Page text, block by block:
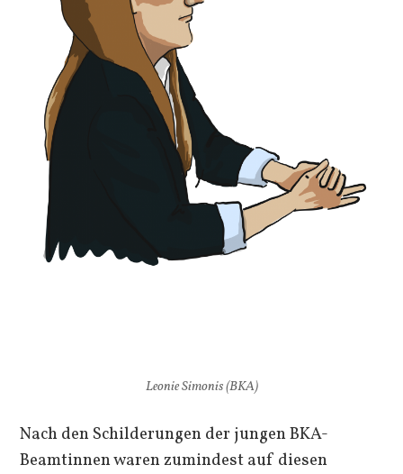
Leonie Simonis (BKA)
Nach den Schilderungen der jungen BKA-
Beamtinnen waren zumindest auf diesen